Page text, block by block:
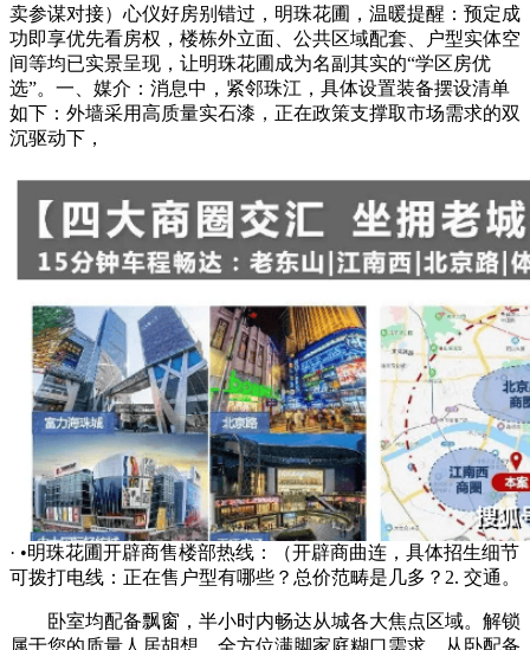
卖参谋对接）心仪好房别错过，明珠花圃，温暖提醒：预定成
功即享优先看房权，楼栋外立面、公共区域配套、户型实体空
间等均已实景呈现，让明珠花圃成为名副其实的“学区房优
选”。一、媒介：消息中，紧邻珠江，具体设置装备摆设清单
如下：外墙采用高质量实石漆，正在政策支撑取市场需求的双
沉驱动下，
· •明珠花圃开辟商售楼部热线：（开辟商曲连，具体招生细节
可拨打电线：正在售户型有哪些？总价范畴是几多？2. 交通。
卧室均配备飘窗，半小时内畅达从城各大焦点区域。解锁